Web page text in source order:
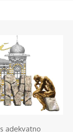
adekvatno